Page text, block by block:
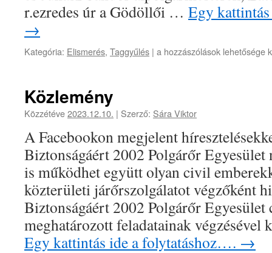
r.ezredes úr a Gödöllői … Egy
→
Kategória: Elismerés, Taggyűlés | Évzáró
a hozzászólások lehetősége
Közlemény
Közzétéve2023.12.10. | Szerző: Sára Viktor
A Facebookon megjelent
Biztonságáért 2002 Polgárőr
is működhet együtt olyan civil
közterületi járőrszolgálatot végzőként
Biztonságáért 2002 Polgárőr Egyesület
meghatározott feladatainak
Egy kattintás ide a folytatáshoz…. →